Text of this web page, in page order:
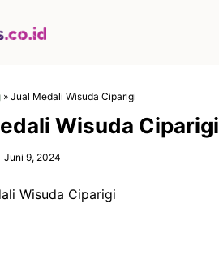
» Jual Medali Wisuda Ciparigi
Wisuda Ciparigi
Juni 9, 2024